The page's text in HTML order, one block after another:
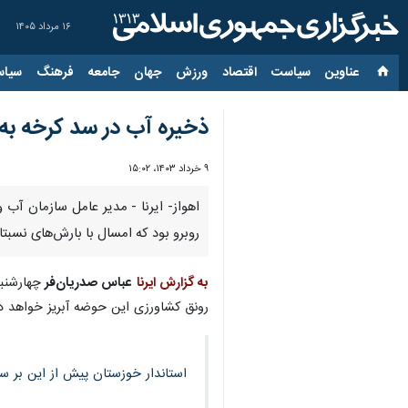
۱۶ مرداد ۱۴۰۵
عناوین‌ سیاست اقتصاد ورزش جهان جامعه فرهنگ
ذخیره آب در سد کرخه به ۲ میلیارد و ۹۰۹ میلیون مترمکعب
۹ خرداد ۱۴۰۳، ۱۵:۰۲